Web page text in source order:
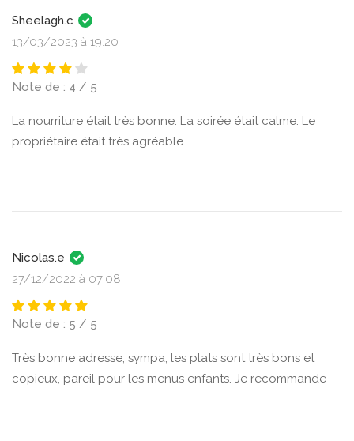
Sheelagh.c
13/03/2023 à 19:20
Note de : 4 / 5
La nourriture était très bonne. La soirée était calme. Le
propriétaire était très agréable.
Nicolas.e
27/12/2022 à 07:08
Note de : 5 / 5
Très bonne adresse, sympa, les plats sont très bons et
copieux, pareil pour les menus enfants. Je recommande